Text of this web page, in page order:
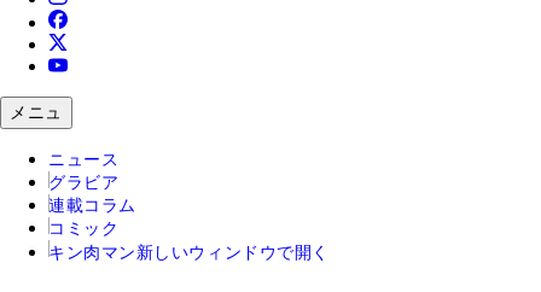
メニュ
ニュース
グラビア
連載コラム
コミック
キン肉マン 新しいウィンドウで開く